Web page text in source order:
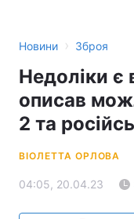
Новини › Зброя
Недоліки є
описав
2 та
ВІОЛЕТТА ОРЛОВА
04:05, 20.04.23